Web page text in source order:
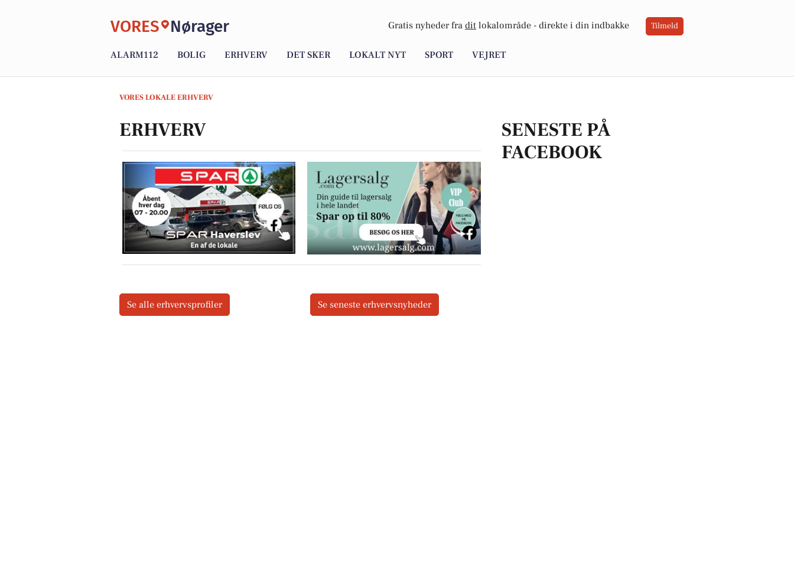
VORES Nørager Gratis nyheder fra dit lokalområde - direkte i din indbakke Tilmeld
ALARM112 BOLIG ERHVERV DET SKER LOKALT NYT SPORT VEJRET
VORES LOKALE ERHVERV
SENESTE PÅ
FACEBOOK
ERHVERV
Se alle erhvervsprofiler Se seneste erhvervsnyheder